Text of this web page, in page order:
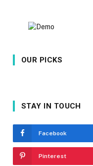
OUR PICKS
STAY IN TOUCH
Facebook
Pinterest